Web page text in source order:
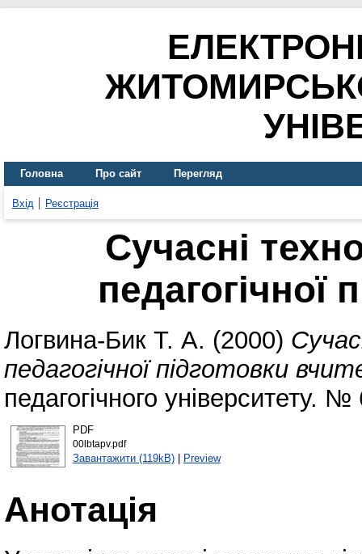
Головна Про сайт Перегляд
Вхід Реєстрація
Сучасні
педагогічної
Логвина-Бик Т. А. (2000)
педагогічної підготовки
педагогічного університету.
PDF
00lbtapv.pdf
Завантажити (119kB)| Preview
Анотація